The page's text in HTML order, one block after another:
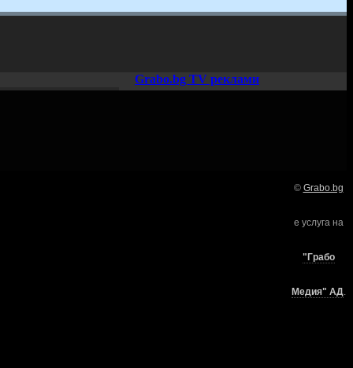
Grabo.bg TV реклами
© Grabo.bg
е услуга на
"Грабо
Медия" АД.